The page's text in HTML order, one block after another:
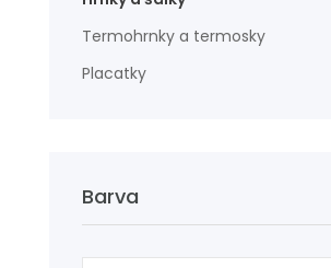
Termohrnky a termosky
Placatky
Barva